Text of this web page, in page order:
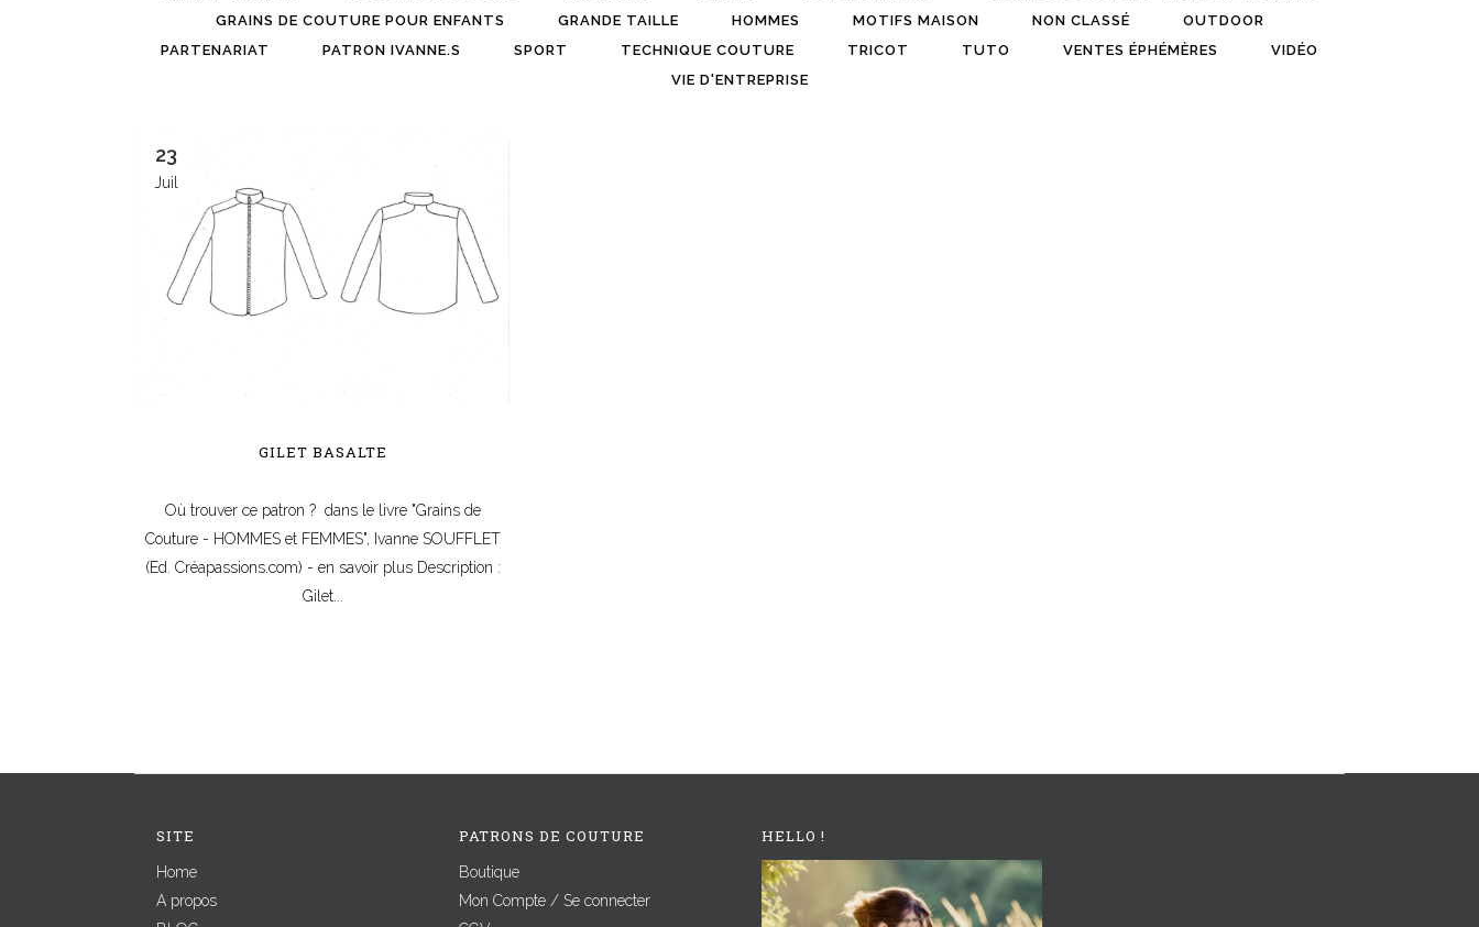
GRAINS DE COUTURE POUR ENFANTS
GRANDE TAILLE HOMMES MOTIFS MAISON NON CLASSÉ
OUTDOOR
PARTENARIAT
PATRON IVANNE.S SPORT TECHNIQUE COUTURE TRICOT TUTO VENTES ÉPHÉMÈRES
VIDÉO
VIE D'ENTREPRISE
23
Juil
GILET BASALTE
Où trouver ce patron ? dans le livre "Grains de
Couture - HOMMES et FEMMES", Ivanne SOUFFLET
(Ed. Créapassions.com) - en savoir plus Description :
Gilet...
SITE
Home
A propos
PATRONS DE COUTURE
Boutique
Mon Compte / Se connecter
HELLO !